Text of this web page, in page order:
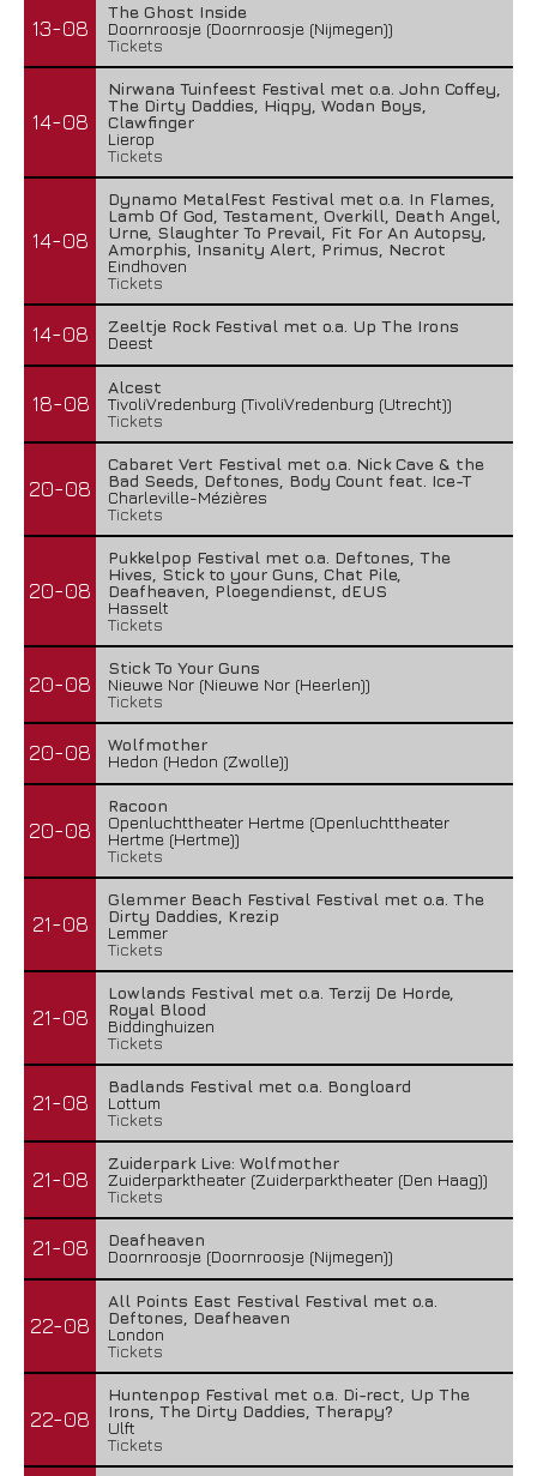
13-08
The Ghost Inside
Doornroosje (Doornroosje (Nijmegen))
Tickets
14-08
Nirwana Tuinfeest Festival met o.a. John Coffey,
The Dirty Daddies, Hiqpy, Wodan Boys,
Clawfinger
Lierop
Tickets
14-08
Dynamo MetalFest Festival met o.a. In Flames,
Lamb Of God, Testament, Overkill, Death Angel,
Urne, Slaughter To Prevail, Fit For An Autopsy,
Amorphis, Insanity Alert, Primus, Necrot
Eindhoven
Tickets
14-08
Zeeltje Rock Festival met o.a. Up The Irons
Deest
18-08
Alcest
TivoliVredenburg (TivoliVredenburg (Utrecht))
Tickets
20-08
Cabaret Vert Festival met o.a. Nick Cave & the
Bad Seeds, Deftones, Body Count feat. Ice-T
Charleville-Mézières
Tickets
20-08
Pukkelpop Festival met o.a. Deftones, The
Hives, Stick to your Guns, Chat Pile,
Deafheaven, Ploegendienst, dEUS
Hasselt
Tickets
20-08
Stick To Your Guns
Nieuwe Nor (Nieuwe Nor (Heerlen))
Tickets
20-08
Wolfmother
Hedon (Hedon (Zwolle))
20-08
Racoon
Openluchttheater Hertme (Openluchttheater
Hertme (Hertme))
Tickets
21-08
Glemmer Beach Festival Festival met o.a. The
Dirty Daddies, Krezip
Lemmer
Tickets
21-08
Lowlands Festival met o.a. Terzij De Horde,
Royal Blood
Biddinghuizen
Tickets
21-08
Badlands Festival met o.a. Bongloard
Lottum
Tickets
21-08
Zuiderpark Live: Wolfmother
Zuiderparktheater (Zuiderparktheater (Den Haag))
Tickets
21-08
Deafheaven
Doornroosje (Doornroosje (Nijmegen))
22-08
All Points East Festival Festival met o.a.
Deftones, Deafheaven
London
Tickets
22-08
Huntenpop Festival met o.a. Di-rect, Up The
Irons, The Dirty Daddies, Therapy?
Ulft
Tickets